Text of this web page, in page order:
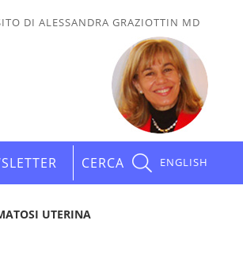
DI ALESSANDRA GRAZIOTTIN MD
CERCA ENGLISH
UTERINA